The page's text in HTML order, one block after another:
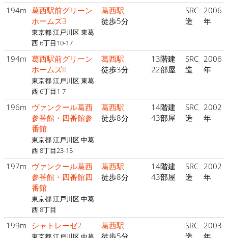
194m 葛西駅前グリーン
ホームズ3
東京都 江戸川区 東葛
西 6丁目10-17
葛西駅
徒歩5分
SRC
造
2006
年
194m 葛西駅前グリーン
ホームズII
東京都 江戸川区 東葛
西 6丁目1-7
葛西駅
徒歩3分
13階建
22部屋
SRC
造
2006
年
196m ヴァンクール葛西
参番館・四番館参
番館
東京都 江戸川区 中葛
西 8丁目23-15
葛西駅
徒歩8分
14階建
43部屋
SRC
造
2002
年
197m ヴァンクール葛西
参番館・四番館四
番館
東京都 江戸川区 中葛
西 8丁目
葛西駅
徒歩8分
14階建
43部屋
SRC
造
2002
年
199m シャトレーゼ2
葛西駅
SRC 2003